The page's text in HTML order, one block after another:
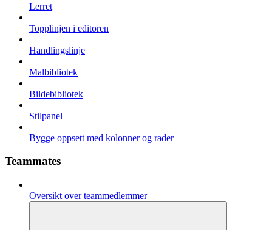
Lerret
Topplinjen i editoren
Handlingslinje
Malbibliotek
Bildebibliotek
Stilpanel
Bygge oppsett med kolonner og rader
Teammates
Oversikt over teammedlemmer